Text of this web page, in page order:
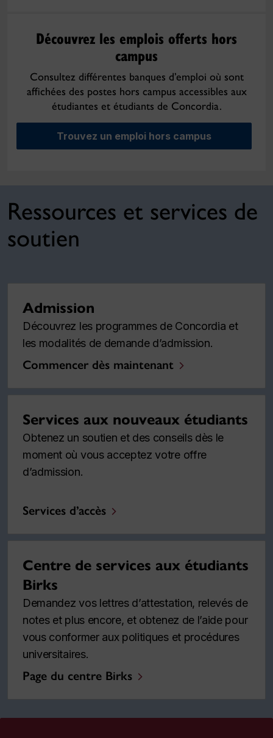
Découvrez les emplois offerts hors
campus
Consultez différentes banques d’emploi où sont
affichées des postes hors campus accessibles aux
étudiantes et étudiants de Concordia.
Trouvez un emploi hors campus
Ressources et services de
soutien
Admission
Découvrez les programmes de Concordia et
les modalités de demande d’admission.
Commencer dès maintenant
Services aux nouveaux étudiants
Obtenez un soutien et des conseils dès le
moment où vous acceptez votre offre
d’admission.
Services d’accès
Centre de services aux étudiants
Birks
Demandez vos lettres d’attestation, relevés de
notes et plus encore, et obtenez de l’aide pour
vous conformer aux politiques et procédures
universitaires.
Page du centre Birks